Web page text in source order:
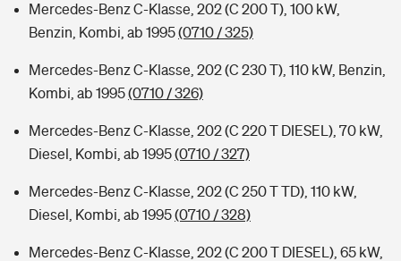
Mercedes-Benz C-Klasse, 202 (C 200 T), 100 kW,
Benzin, Kombi, ab 1995(0710 / 325)
Mercedes-Benz C-Klasse, 202 (C 230 T), 110 kW, Benzin,
Kombi, ab 1995(0710 / 326)
Mercedes-Benz C-Klasse, 202 (C 220 T DIESEL), 70 kW,
Diesel, Kombi, ab 1995(0710 / 327)
Mercedes-Benz C-Klasse, 202 (C 250 T TD), 110 kW,
Diesel, Kombi, ab 1995(0710 / 328)
Mercedes-Benz C-Klasse, 202 (C 200 T DIESEL), 65 kW,